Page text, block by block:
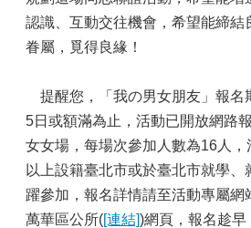
認識、互動交往機會，希望能締結
眷屬，覓得良緣！
提醒您，「我の男女朋友」報名
5日或額滿為止，活動已開放網路
女女場，每場次參加人數為16人
以上設籍臺北市或於臺北市就學、
躍參加，報名詳情請至活動專屬網
萬華區公所([連結])網頁，報名趁早